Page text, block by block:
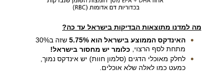
מה למדנו מתוצאות הבדיקות בישראל עד כה?
האינדקס הממוצע בישראל הוא 5.75%
שזה ב30%
מתחת לסף הרצוי, כלומר יש מחסור בישראל!
לחלק מאוכלי הדגים (סלמון חוות) יש אינדקס נמוך,
כמעט כמו לאלה שלא אוכלים.